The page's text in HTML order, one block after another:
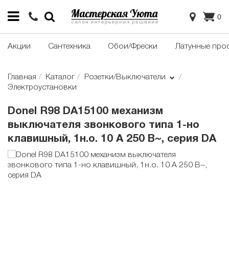
0
Акции Сантехника Обои/Фрески Латунные
Главная Каталог
Розетки/Выключатели
Электроустановки
Donel R98 DA15100 механизм
выключателя звонкового типа 1-но
клавишный, 1н.о. 10 A 250 В~, серия DA